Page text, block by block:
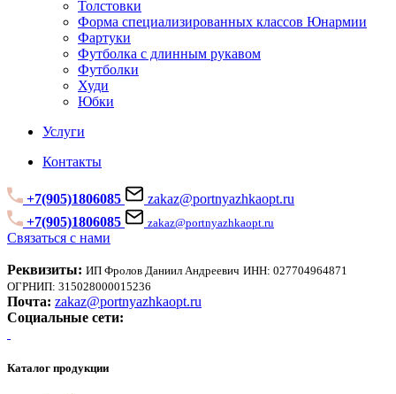
Толстовки
Форма специализированных классов Юнармии
Фартуки
Футболка с длинным рукавом
Футболки
Худи
Юбки
Услуги
Контакты
+7(905)1806085
zakaz@portnyazhkaopt.ru
+7(905)1806085
zakaz@portnyazhkaopt.ru
Связаться с нами
Реквизиты: ИП Фролов Даниил Андреевич ИНН: 027704964871
ОГРНИП: 315028000015236
Почта: zakaz@portnyazhkaopt.ru
Социальные сети:
Каталог продукции